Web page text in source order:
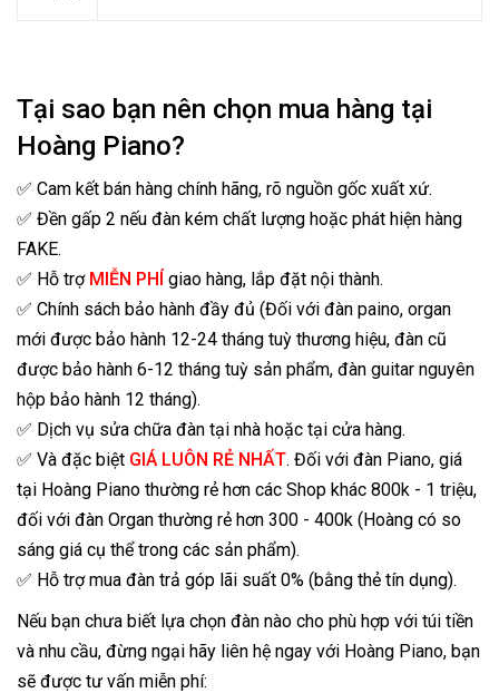
Tại sao bạn nên chọn mua hàng tại
Hoàng Piano?
✅ Cam kết bán hàng chính hãng, rõ nguồn gốc xuất xứ.
✅ Đền gấp 2 nếu đàn kém chất lượng hoặc phát hiện hàng
FAKE.
✅ Hỗ trợ MIỄN PHÍ giao hàng, lắp đặt nội thành.
✅ Chính sách bảo hành đầy đủ (Đối với đàn paino, organ
mới được bảo hành 12-24 tháng tuỳ thương hiệu, đàn cũ
được bảo hành 6-12 tháng tuỳ sản phẩm, đàn guitar nguyên
hộp bảo hành 12 tháng).
✅ Dịch vụ sửa chữa đàn tại nhà hoặc tại cửa hàng.
✅ Và đặc biệt GIÁ LUÔN RẺ NHẤT. Đối với đàn Piano, giá
tại Hoàng Piano thường rẻ hơn các Shop khác 800k - 1 triệu,
đối với đàn Organ thường rẻ hơn 300 - 400k (Hoàng có so
sáng giá cụ thể trong các sản phẩm).
✅ Hỗ trợ mua đàn trả góp lãi suất 0% (bằng thẻ tín dụng).
Nếu bạn chưa biết lựa chọn đàn nào cho phù hợp với túi tiền
và nhu cầu, đừng ngại hãy liên hệ ngay với Hoàng Piano, bạn
sẽ được tư vấn miễn phí: